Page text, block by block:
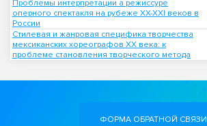
Проблемы интерпретации а режиссуре
оперного спектакля на рубеже XX-XXI веков в
России
Стилевая и жанровая специфика творчества
мексиканских хореографов XX века: к
проблеме становления творческого метода
ФОРМА ОБРАТНОЙ СВЯЗИ